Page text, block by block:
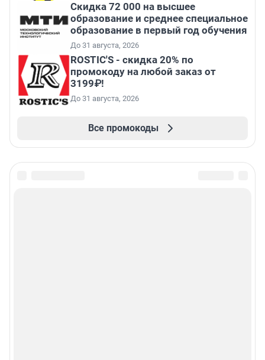
Скидка 72 000 на высшее
образование и среднее специальное
образование в первый год обучения
До 31 августа, 2026
ROSTIC'S - скидка 20% по
промокоду на любой заказ от
3199₽!
До 31 августа, 2026
Все промокоды